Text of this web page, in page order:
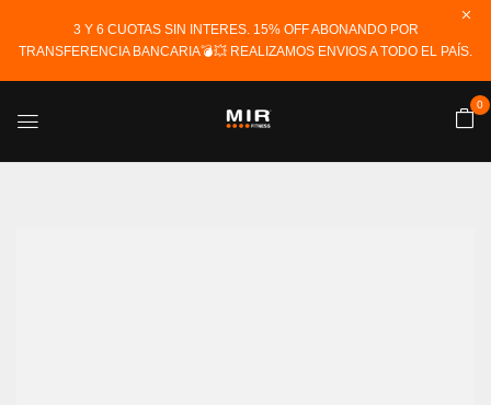
3 Y 6 CUOTAS SIN INTERES. 15% OFF ABONANDO POR
TRANSFERENCIA BANCARIA💣💥 REALIZAMOS ENVIOS A TODO EL PAÍS.
0